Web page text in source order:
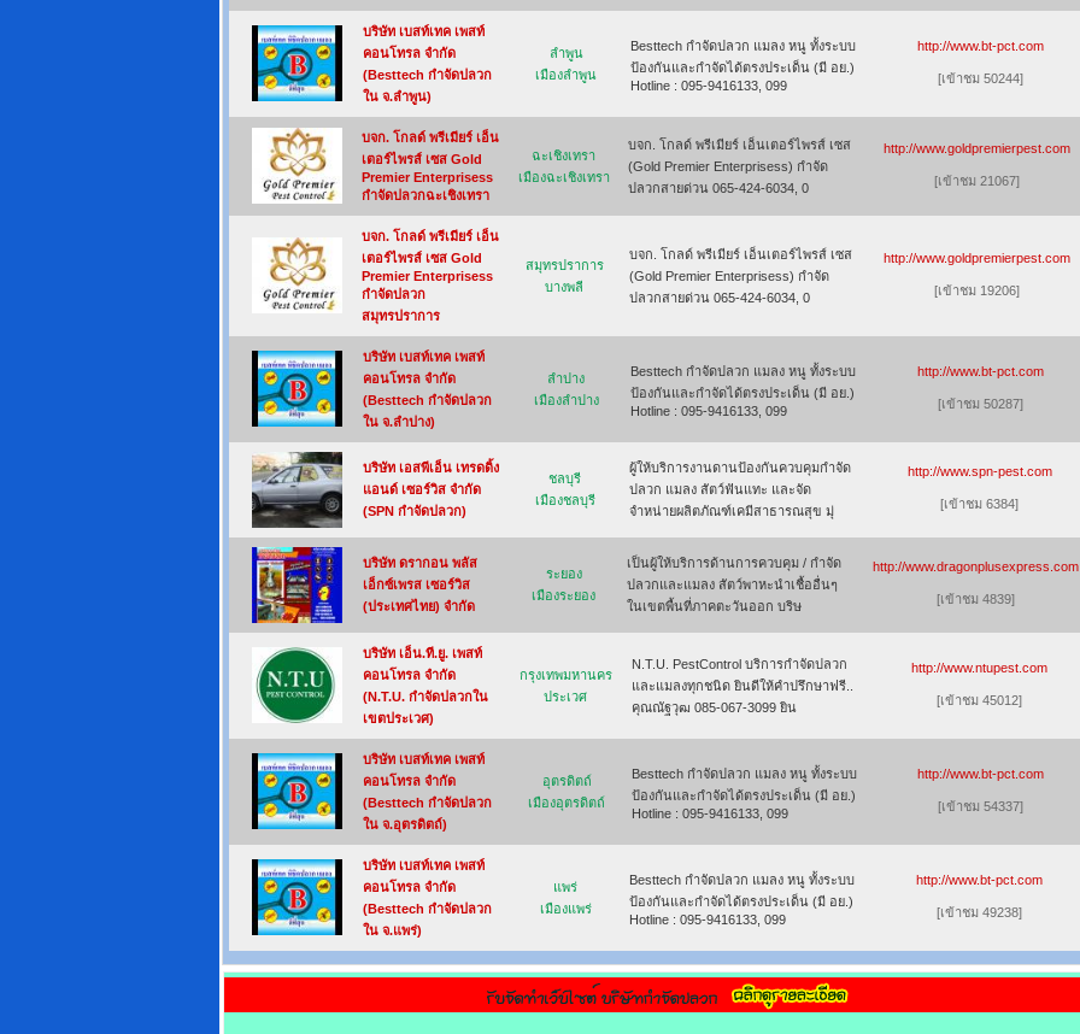
บริษัท เบสท์เทค เพสท์
คอนโทรล จำกัด
(Besttech กำจัดปลวก
ใน จ.ลำพูน)
ลำพูน
เมืองลำพูน
Besttech กำจัดปลวก แมลง หนู ทั้งระบบ
ป้องกันและกำจัดได้ตรงประเด็น (มี อย.)
Hotline : 095-9416133, 099
http://www.bt-pct.com
[เข้าชม 50244]
บจก. โกลด์ พรีเมียร์ เอ็น
เตอร์ไพรส์ เซส Gold
Premier Enterprisess
กำจัดปลวกฉะเชิงเทรา
ฉะเชิงเทรา
เมืองฉะเชิงเทรา
บจก. โกลด์ พรีเมียร์ เอ็นเตอร์ไพรส์ เซส
(Gold Premier Enterprisess) กำจัด
ปลวกสายด่วน 065-424-6034, 0
http://www.goldpremierpest.com
[เข้าชม 21067]
บจก. โกลด์ พรีเมียร์ เอ็น
เตอร์ไพรส์ เซส Gold
Premier Enterprisess
กำจัดปลวก
สมุทรปราการ
สมุทรปราการ
บางพลี
บจก. โกลด์ พรีเมียร์ เอ็นเตอร์ไพรส์ เซส
(Gold Premier Enterprisess) กำจัด
ปลวกสายด่วน 065-424-6034, 0
http://www.goldpremierpest.com
[เข้าชม 19206]
บริษัท เบสท์เทค เพสท์
คอนโทรล จำกัด
(Besttech กำจัดปลวก
ใน จ.ลำปาง)
ลำปาง
เมืองลำปาง
Besttech กำจัดปลวก แมลง หนู ทั้งระบบ
ป้องกันและกำจัดได้ตรงประเด็น (มี อย.)
Hotline : 095-9416133, 099
http://www.bt-pct.com
[เข้าชม 50287]
บริษัท เอสพีเอ็น เทรดดิ้ง
แอนด์ เซอร์วิส จำกัด
(SPN กำจัดปลวก)
ชลบุรี
เมืองชลบุรี
ผู้ให้บริการงานดานป้องกันควบคุมกำจัด
ปลวก แมลง สัตว์ฟันแทะ และจัด
จำหน่ายผลิตภัณฑ์เคมีสาธารณสุข มุ่
http://www.spn-pest.com
[เข้าชม 6384]
บริษัท ดรากอน พลัส
เอ็กซ์เพรส เซอร์วิส
(ประเทศไทย) จำกัด
ระยอง
เมืองระยอง
เป็นผู้ให้บริการด้านการควบคุม / กำจัด
ปลวกและแมลง สัตว์พาหะนำเชื้ออื่นๆ
ในเขตพื้นที่ภาคตะวันออก บริษ
http://www.dragonplusexpress.com
[เข้าชม 4839]
บริษัท เอ็น.ที.ยู. เพสท์
คอนโทรล จำกัด
(N.T.U. กำจัดปลวกใน
เขตประเวศ)
กรุงเทพมหานคร
ประเวศ
N.T.U. PestControl บริการกำจัดปลวก
และแมลงทุกชนิด ยินดีให้คำปรึกษาฟรี..
คุณณัฐวุฒ 085-067-3099 ยิน
http://www.ntupest.com
[เข้าชม 45012]
บริษัท เบสท์เทค เพสท์
คอนโทรล จำกัด
(Besttech กำจัดปลวก
ใน จ.อุตรดิตถ์)
อุตรดิตถ์
เมืองอุตรดิตถ์
Besttech กำจัดปลวก แมลง หนู ทั้งระบบ
ป้องกันและกำจัดได้ตรงประเด็น (มี อย.)
Hotline : 095-9416133, 099
http://www.bt-pct.com
[เข้าชม 54337]
บริษัท เบสท์เทค เพสท์
คอนโทรล จำกัด
(Besttech กำจัดปลวก
ใน จ.แพร่)
แพร่
เมืองแพร่
Besttech กำจัดปลวก แมลง หนู ทั้งระบบ
ป้องกันและกำจัดได้ตรงประเด็น (มี อย.)
Hotline : 095-9416133, 099
http://www.bt-pct.com
[เข้าชม 49238]